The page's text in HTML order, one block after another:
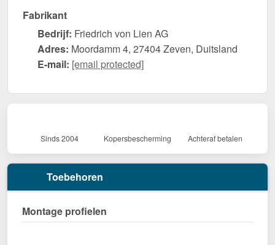
Fabrikant
Bedrijf: Friedrich von Lien AG
Adres: Moordamm 4, 27404 Zeven, Duitsland
E-mail: [email protected]
Sinds 2004 Kopersbescherming Achteraf betalen
Toebehoren
Montage profielen